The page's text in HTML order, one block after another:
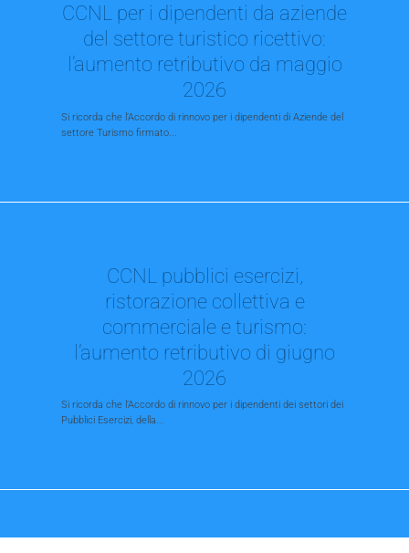
CCNL per i dipendenti da aziende
del settore turistico ricettivo:
l’aumento retributivo da maggio
2026
Si ricorda che l’Accordo di rinnovo per i dipendenti di Aziende del
settore Turismo firmato...
CCNL pubblici esercizi,
ristorazione collettiva e
commerciale e turismo:
l’aumento retributivo di giugno
2026
Si ricorda che l’Accordo di rinnovo per i dipendenti dei settori dei
Pubblici Esercizi, della...